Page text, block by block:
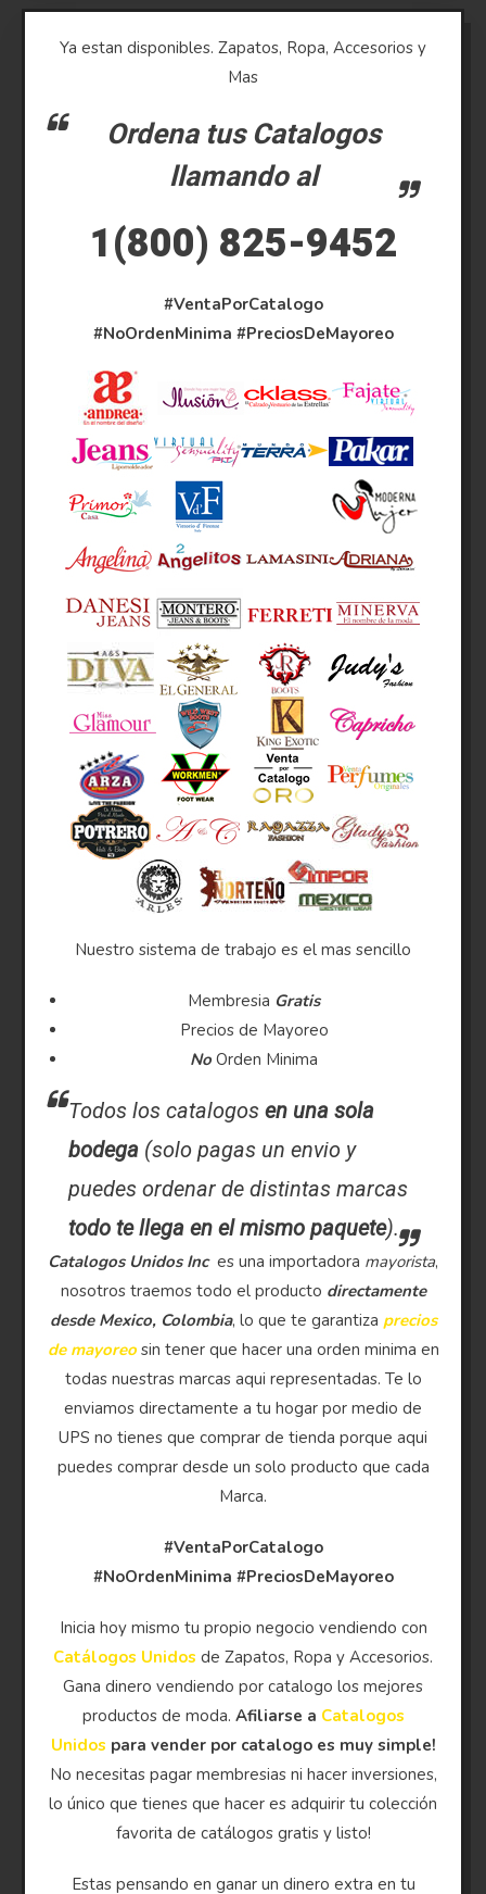
Ya estan disponibles. Zapatos, Ropa, Accesorios y
Mas
Ordena tus Catalogos
llamando al
1(800) 825-9452
#VentaPorCatalogo
#NoOrdenMinima #PreciosDeMayoreo
Nuestro sistema de trabajo es el mas sencillo
Membresia Gratis
Precios de Mayoreo
No Orden Minima
Todos los catalogosen una sola
bodega (solo pagas un envio y
puedes ordenar de distintas marcas
todo te llega en el mismo paquete).
Catalogos Unidos Inc es una importadora mayorista,
nosotros traemos todo el producto directamente
desde Mexico, Colombia, lo que te garantiza precios
de mayoreosin tener que hacer una orden minima en
todas nuestras marcas aqui representadas. Te lo
enviamos directamente a tu hogar por medio de
UPS no tienes que comprar de tienda porque aqui
puedes comprar desde un solo producto que cada
Marca.
#VentaPorCatalogo
#NoOrdenMinima #PreciosDeMayoreo
Inicia hoy mismo tu propio negocio vendiendo con
Catálogos Unidos de Zapatos, Ropa y Accesorios.
Gana dinero vendiendo por catalogo los mejores
productos de moda. Afiliarse a Catalogos
Unidos para vender por catalogo es muy simple!
No necesitas pagar membresias ni hacer inversiones,
lo único que tienes que hacer es adquirir tu colección
favorita de catálogos gratis y listo!
Estas pensando en ganar un dinero extra en tu